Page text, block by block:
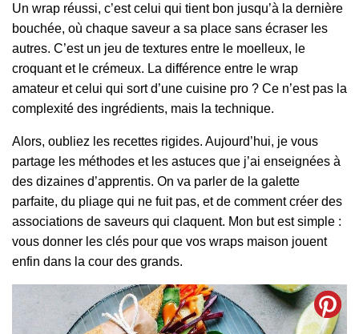
Un wrap réussi, c’est celui qui tient bon jusqu’à la dernière
bouchée, où chaque saveur a sa place sans écraser les
autres. C’est un jeu de textures entre le moelleux, le
croquant et le crémeux. La différence entre le wrap
amateur et celui qui sort d’une cuisine pro ? Ce n’est pas la
complexité des ingrédients, mais la technique.
Alors, oubliez les recettes rigides. Aujourd’hui, je vous
partage les méthodes et les astuces que j’ai enseignées à
des dizaines d’apprentis. On va parler de la galette
parfaite, du pliage qui ne fuit pas, et de comment créer des
associations de saveurs qui claquent. Mon but est simple :
vous donner les clés pour que vos wraps maison jouent
enfin dans la cour des grands.